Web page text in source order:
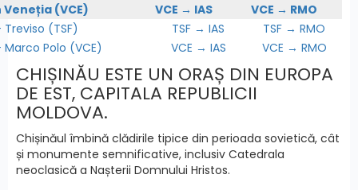
Veneția (VCE)
VCE → IAS
VCE → RMO
(TSF)
TSF → IAS
TSF → RMO
Polo (VCE)
VCE → IAS VCE → RMO
CHIȘINĂU ESTE UN ORAȘ DIN EUROPA
DE EST, CAPITALA REPUBLICII
MOLDOVA.
Chișinăul îmbină clădirile tipice din perioada sovietică, cât
și monumente semnificative, inclusiv Catedrala
neoclasică a Nașterii Domnului Hristos.